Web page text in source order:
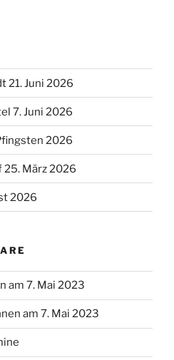
21. Juni 2026
7. Juni 2026
2026
März 2026
2026
am 7. Mai 2023
am 7. Mai 2023